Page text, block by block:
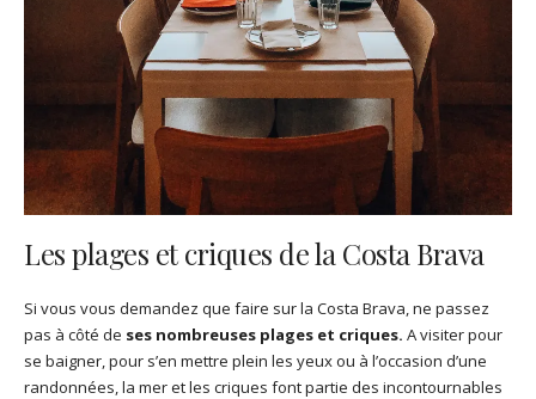
Les plages et criques de la Costa Brava
Si vous vous demandez que faire sur la Costa Brava, ne passez
pas à côté de ses nombreuses plages et criques. A visiter pour
se baigner, pour s’en mettre plein les yeux ou à l’occasion d’une
randonnées, la mer et les criques font partie des incontournables